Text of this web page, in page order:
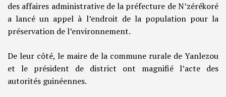
des affaires administrative de la préfecture de N’zérékoré
a lancé un appel à l’endroit de la population pour la
préservation de l’environnement.
De leur côté, le maire de la commune rurale de Yanlezou
et le président de district ont magnifié l’acte des
autorités guinéennes.